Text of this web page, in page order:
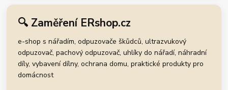
🔍 Zaměření ERshop.cz
e-shop s nářadím, odpuzovače škůdců, ultrazvukový
odpuzovač, pachový odpuzovač, uhlíky do nářadí, náhradní
díly, vybavení dílny, ochrana domu, praktické produkty pro
domácnost